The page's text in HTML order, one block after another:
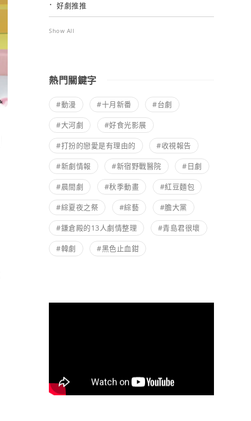
好劇推推
Show All
熱門關鍵字
#動漫 #十月新番 #台劇
#大河劇 #好食光影展
#打扮的戀愛是有理由的 #收視報告
#新劇情報 #新宿野戰醫院 #日劇
#晨間劇 #秋季動畫 #紅豆麵包
#綜夏夜之祭 #綜藝 #膽大黨
#鎌倉殿的13人劇情整理 #青島君很壞
#韓劇 #黑色止血鉗